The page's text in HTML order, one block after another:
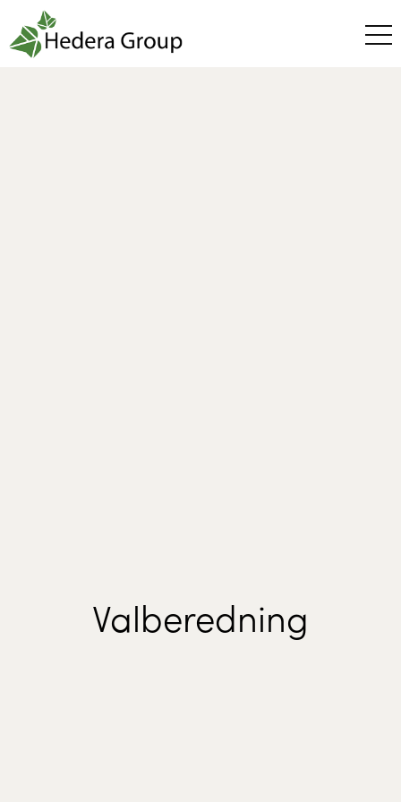
Valberedning